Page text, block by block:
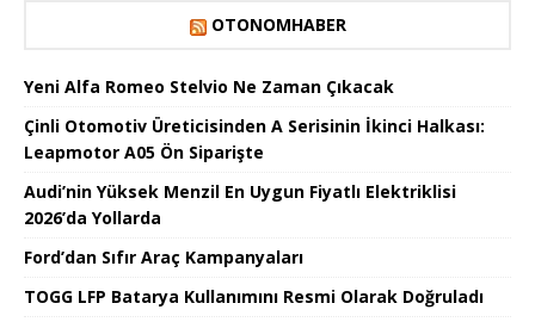
OTONOMHABER
Yeni Alfa Romeo Stelvio Ne Zaman Çıkacak
Çinli Otomotiv Üreticisinden A Serisinin İkinci Halkası:
Leapmotor A05 Ön Siparişte
Audi’nin Yüksek Menzil En Uygun Fiyatlı Elektriklisi
2026’da Yollarda
Ford’dan Sıfır Araç Kampanyaları
TOGG LFP Batarya Kullanımını Resmi Olarak Doğruladı